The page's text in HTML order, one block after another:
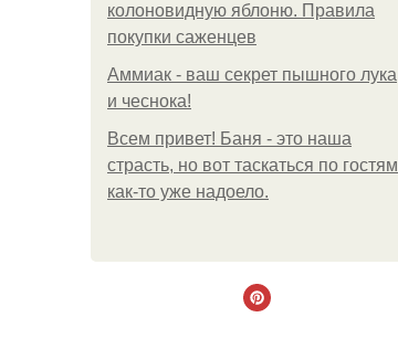
колоновидную яблоню. Правила
покупки саженцев
Аммиак - ваш секрет пышного лука
и чеснока!
Всем привет! Баня - это наша
страсть, но вот таскаться по гостям
как-то уже надоело.